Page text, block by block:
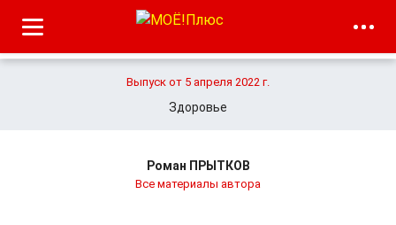
Выпуск от 5 апреля 2022 г.
Здоровье
Роман ПРЫТКОВ
Все материалы автора